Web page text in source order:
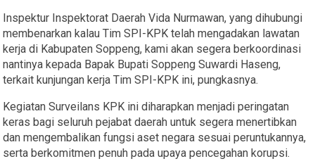
Inspektur Inspektorat Daerah Vida Nurmawan, yang dihubungi
membenarkan kalau Tim SPI-KPK telah mengadakan lawatan
kerja di Kabupaten Soppeng, kami akan segera berkoordinasi
nantinya kepada Bapak Bupati Soppeng Suwardi Haseng,
terkait kunjungan kerja Tim SPI-KPK ini, pungkasnya.
Kegiatan Surveilans KPK ini diharapkan menjadi peringatan
keras bagi seluruh pejabat daerah untuk segera menertibkan
dan mengembalikan fungsi aset negara sesuai peruntukannya,
serta berkomitmen penuh pada upaya pencegahan korupsi.